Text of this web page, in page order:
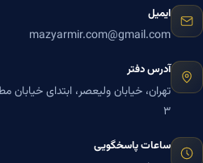
ایمیل
mazyarmir.com@gmail.com
آدرس دفتر
۳
ساعات پاسخگویی